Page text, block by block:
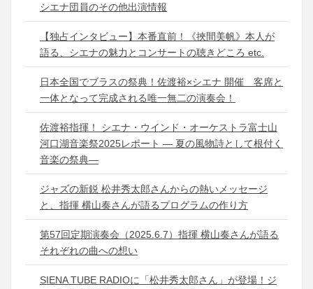
シエナ団員のその他出演情報
【独占インタビュー】本番直前！《挾間美帆》本人が
語る、シエナの魅力とコンサートの聴きどころ etc.
日本全国でブラスの祭典！佐渡裕×シエナ 開催 客席と
一体となって完成される唯一無二の演奏会！
佐渡裕指揮！ シエナ・ウインド・オーケストラ富士山
河口湖音楽祭2025レポート ― 夏の風物詩として根付く
音楽の祭典―
ジャズの新鋭 松井秀太郎さんからの熱いメッセージ
と、指揮 横山奏さんが語るプログラムの作り方
第57回定期演奏会（2025.6.7）指揮 横山奏さんが語る
それぞれの曲への想い
SIENA TUBE RADIOに「松井秀太郎さん」が登場！ジ